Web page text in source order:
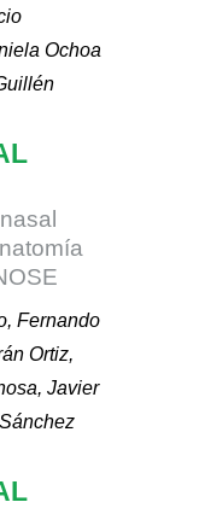
Ochoa
Fernando
Ortiz,
Javier